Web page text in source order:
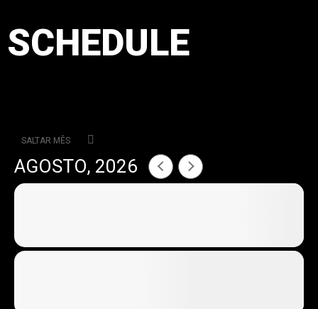
SCHEDULE
SALTAR MÊS
AGOSTO, 2026